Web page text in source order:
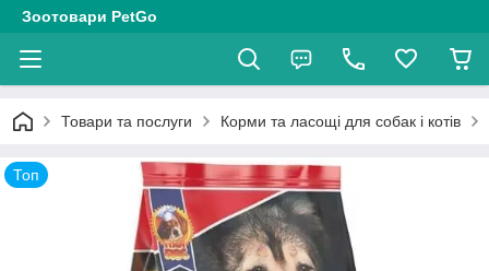
Зоотовари PetGo
Товари та послуги Корми та ласощі для собак і котів
Топ